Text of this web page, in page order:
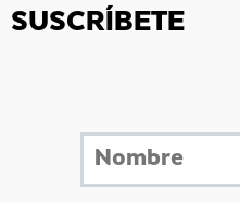
SUSCRÍBETE